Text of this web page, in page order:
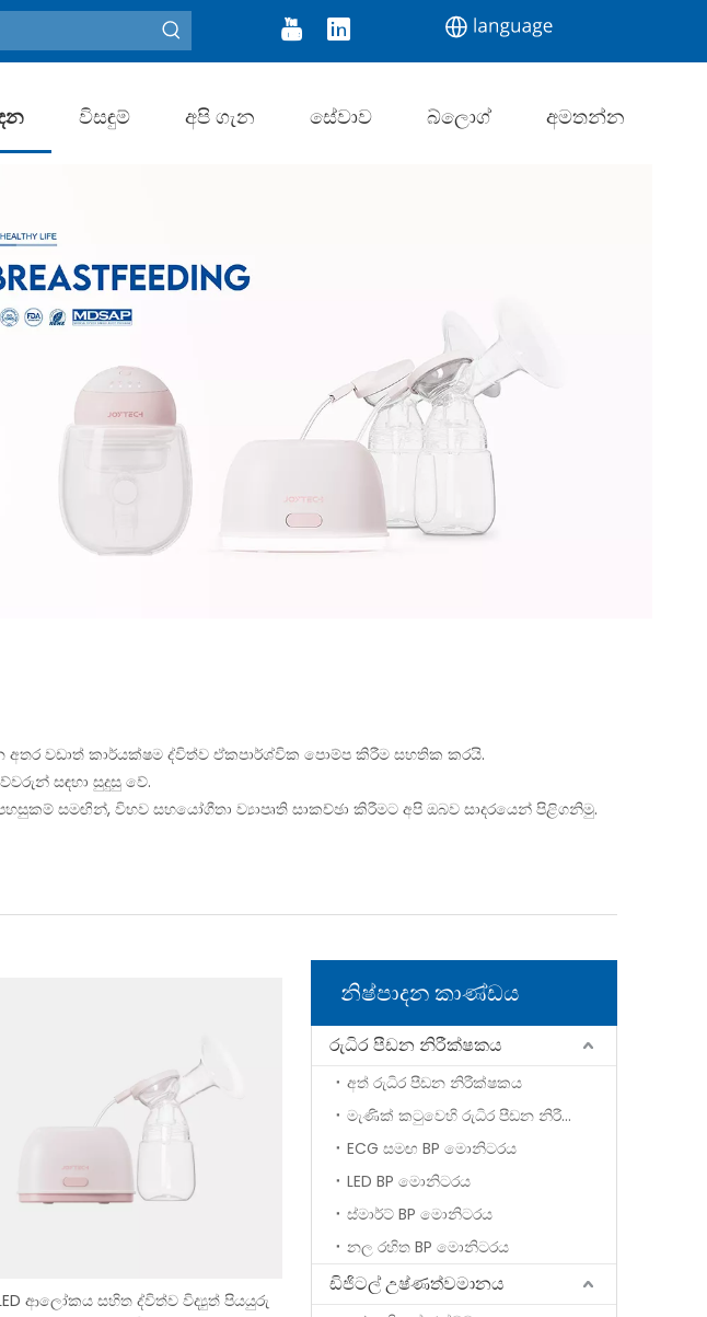
Pressure Monitor Digital Thermometer Infrared Thermometer
විසඳුම් අපි ගැන සේවාව බ්ලොග් අමතන්න
අතර වඩාත් කාර්යක්ෂම ද්විත්ව ඒකපාර්ශ්වික පොම්ප කිරීම සහතික කරයි.
සඳහා සුදුසු වේ.
සමඟින්, විභව සහයෝගීතා ව්‍යාපෘති සාකච්ඡා කිරීමට අපි ඔබව සාදරයෙන් පිළිගනිමු.
ආලෝකය සහිත ද්විත්ව විද්‍යුත් පියයුරු
නිෂ්පාදන කාණ්ඩය
රුධිර පීඩන නිරීක්ෂකය
අත් රුධිර පීඩන නිරීක්ෂකය
මැණික් කටුවෙහි රුධිර පීඩන නිරීක්ෂකය
ECG සමඟ BP මොනිටරය
LED BP මොනිටරය
ස්මාර්ට් BP මොනිටරය
නල රහිත BP මොනිටරය
ඩිජිටල් උෂ්ණත්වමානය